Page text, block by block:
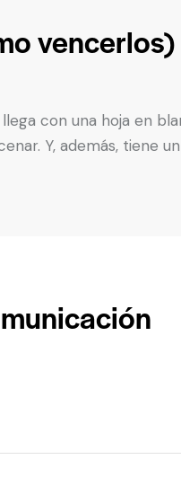
vencerlos)
con una hoja en
Y, además, tiene